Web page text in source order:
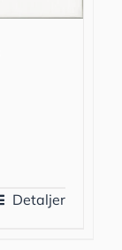
Detaljer